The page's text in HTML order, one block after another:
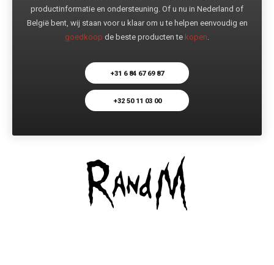
productinformatie en ondersteuning. Of u nu in Nederland of
België bent, wij staan voor u klaar om u te helpen eenvoudig en
goedkoop de beste producten te kopen.
+31 6 84 67 69 87
+32 50 11 03 00